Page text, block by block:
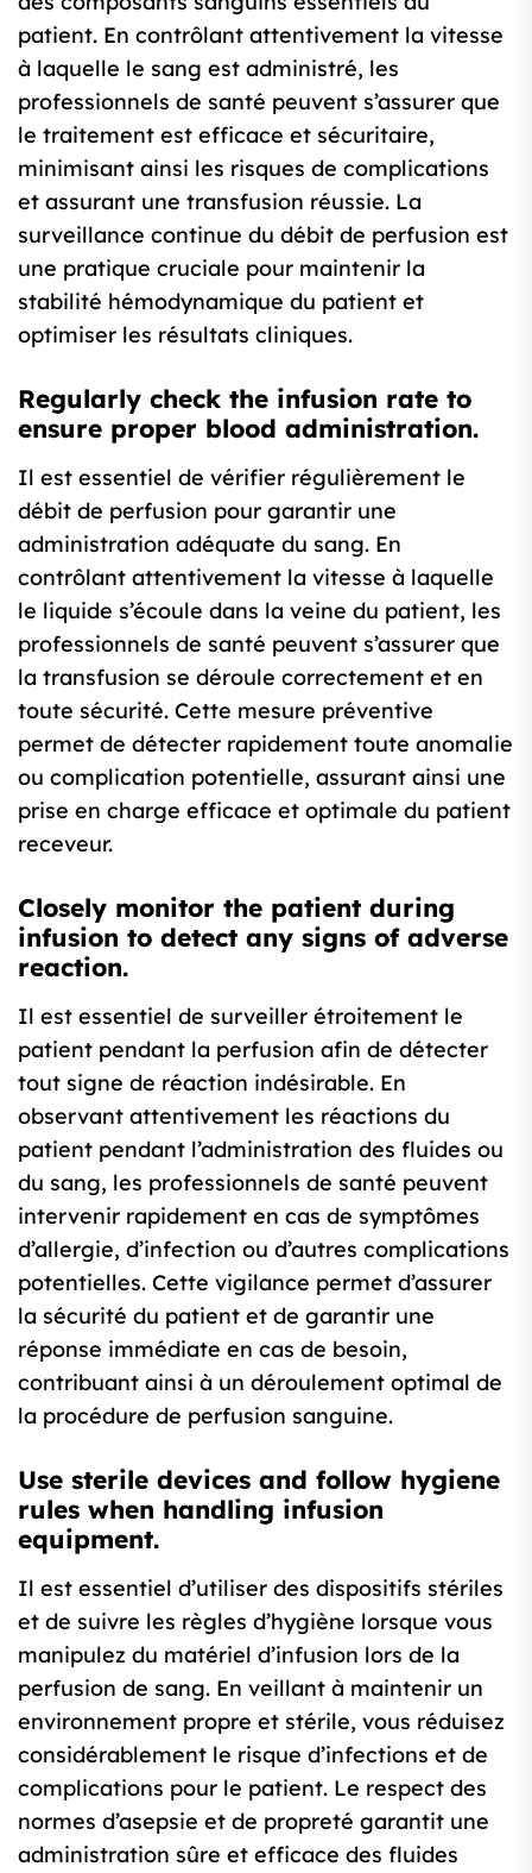
patient. En contrôlant attentivement la vitesse
à laquelle le sang est administré, les
professionnels de santé peuvent s’assurer que
le traitement est efficace et sécuritaire,
minimisant ainsi les risques de complications
et assurant une transfusion réussie. La
surveillance continue du débit de perfusion est
une pratique cruciale pour maintenir la
stabilité hémodynamique du patient et
optimiser les résultats cliniques.
Regularly check the infusion rate to
ensure proper blood administration.
Il est essentiel de vérifier régulièrement le
débit de perfusion pour garantir une
administration adéquate du sang. En
contrôlant attentivement la vitesse à laquelle
le liquide s’écoule dans la veine du patient, les
professionnels de santé peuvent s’assurer que
la transfusion se déroule correctement et en
toute sécurité. Cette mesure préventive
permet de détecter rapidement toute anomalie
ou complication potentielle, assurant ainsi une
prise en charge efficace et optimale du patient
receveur.
Closely monitor the patient during
infusion to detect any signs of adverse
reaction.
Il est essentiel de surveiller étroitement le
patient pendant la perfusion afin de détecter
tout signe de réaction indésirable. En
observant attentivement les réactions du
patient pendant l’administration des fluides ou
du sang, les professionnels de santé peuvent
intervenir rapidement en cas de symptômes
d’allergie, d’infection ou d’autres complications
potentielles. Cette vigilance permet d’assurer
la sécurité du patient et de garantir une
réponse immédiate en cas de besoin,
contribuant ainsi à un déroulement optimal de
la procédure de perfusion sanguine.
Use sterile devices and follow hygiene
rules when handling infusion
equipment.
Il est essentiel d’utiliser des dispositifs stériles
et de suivre les règles d’hygiène lorsque vous
manipulez du matériel d’infusion lors de la
perfusion de sang. En veillant à maintenir un
environnement propre et stérile, vous réduisez
considérablement le risque d’infections et de
complications pour le patient. Le respect des
normes d’asepsie et de propreté garantit une
administration sûre et efficace des fluides